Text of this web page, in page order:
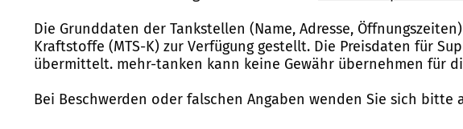
Die Grunddaten der Tankstellen (Name, Adresse,
Kraftstoffe (MTS-K) zur Verfügung gestellt. Die Preisdaten für
übermittelt. mehr-tanken kann keine Gewähr übernehmen
Bei Beschwerden oder falschen Angaben wenden Sie sich bitte